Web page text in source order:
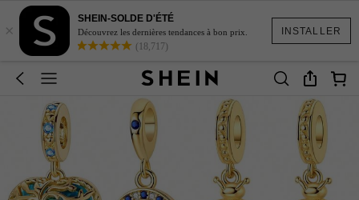
INSTALLER
×
SHEIN-SOLDE D'ÉTÉ
Découvrez les dernières tendances à bon prix.
(18,717)